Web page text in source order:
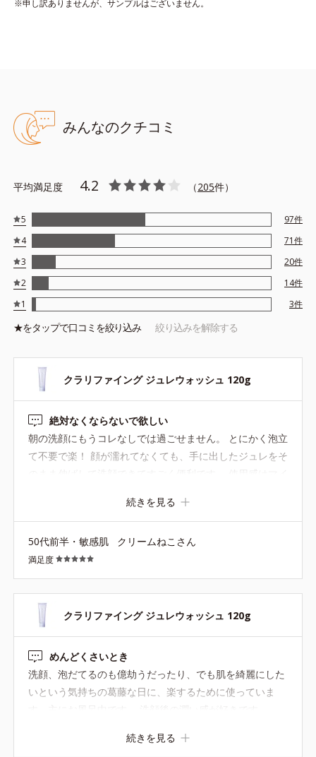
*4 ヒアルロン酸Na
●クリアコンディショニング処方＝くすみ*1がクリアな状態の肌を
整える処方設計
●イリス根エキス＝肌を整える保湿成分
●パールエキス*3＝うるおいによる透明感を保つ保湿成分
●リンゴ酸＝肌を柔らげる保湿成分
●絡めとりスクラブ*5＝古い角質や汚れを除去し、くすみを払うス
*1 角層肥厚による *2 酢酸トコフェロール、マンニトール、結
晶セルロース、ヒドロキシプロピルメチルセルロース *3 加水分
ことではありません。
※申し訳ありませんが、サンプルはございません。
みんなのクチコミ
平均満足度 4.2 （205件）
5 97件
4
71件
3
20件
2
14件
1
3件
★をタップで口コミを絞り込み 絞り込みを解除する
クラリファイング ジュレウォッシュ 120g
絶対なくならないで欲しい
朝の洗顔にもうコレなしでは過ごせません。 とにかく泡立
て不要で楽！ 顔が濡れてなくても、手に出したジュレをそ
さっぱりしっとり。 1番無くなって欲しくない商品です！
続きを見る
50代前半・敏感肌 クリームねこさん
満足度
クラリファイング ジュレウォッシュ 120g
めんどくさいとき
洗顔、泡だてるのも億劫うだったり、でも肌を綺麗にした
いという気持ちの葛藤な日に、楽するために使っていま
す。主にお風呂中です。 洗顔後の潤い感が好きです
続きを見る